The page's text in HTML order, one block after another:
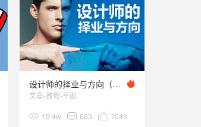
设计师的择业与方向（2014）
文章-教程-平面
15.4w 603 7043